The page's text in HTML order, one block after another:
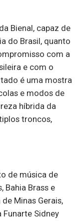
Bienal, capaz de
do Brasil, quanto
com a
e com o
é uma mostra
e modos de
híbrida da
troncos,
de música de
Bahia Brass e
Minas Gerais,
Funarte Sidney